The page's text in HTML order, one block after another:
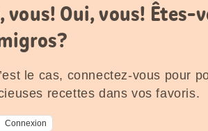
vous! Oui, vous! Êtes-
le cas, connectez-vous pour
recettes dans vos favoris.
Connexion